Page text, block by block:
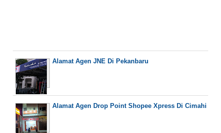
Alamat Agen JNE Di Pekanbaru
Alamat Agen Drop Point Shopee Xpress Di Cimahi